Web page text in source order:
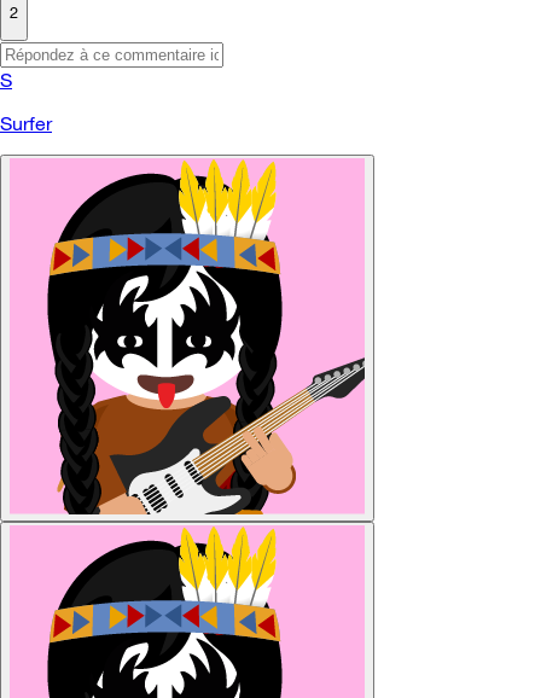
2
S
Surfer